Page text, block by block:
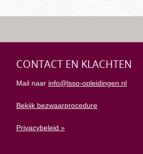
CONTACT EN KLACHTEN
Mail naar info@lsso-opleidingen.nl
Bekijk bezwaarprocedure
Privacybeleid »